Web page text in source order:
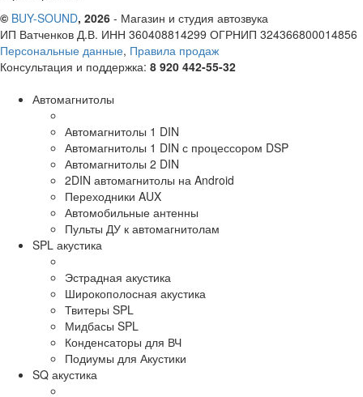
© BUY-SOUND, 2026 - Магазин и студия автозвука
ИП Ватченков Д.В. ИНН 360408814299 ОГРНИП 324366800014856
Персональные данные, Правила продаж
Консультация и поддержка: 8 920 442-55-32
Автомагнитолы
Автомагнитолы 1 DIN
Автомагнитолы 1 DIN с процессором DSP
Автомагнитолы 2 DIN
2DIN автомагнитолы на Android
Переходники AUX
Автомобильные антенны
Пульты ДУ к автомагнитолам
SPL акустика
Эстрадная акустика
Широкополосная акустика
Твитеры SPL
Мидбасы SPL
Конденсаторы для ВЧ
Подиумы для Акустики
SQ акустика